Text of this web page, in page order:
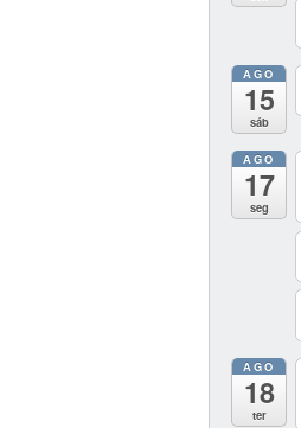
AGO
15
sáb
AGO
17
seg
AGO
18
ter